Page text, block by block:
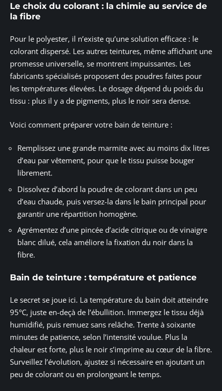
Le choix du colorant : la chimie au service de
la fibre
Pour le polyester, il n’existe qu’une solution efficace : le
colorant dispersé. Les autres teintures, même affichant une
promesse universelle, se montrent impuissantes. Les
fabricants spécialisés proposent des poudres faites pour
les températures élevées. Le dosage dépend du poids du
tissu : plus il y a de pigments, plus le noir sera dense.
Voici comment préparer votre bain de teinture :
Remplissez une grande marmite avec au moins dix litres
d’eau par vêtement, pour que le tissu puisse bouger
librement.
Dissolvez d’abord la poudre de colorant dans un peu
d’eau chaude, puis versez-la dans le bain principal pour
garantir une répartition homogène.
Agrémentez d’une pincée d’acide citrique ou de vinaigre
blanc dilué, cela améliore la fixation du noir dans la
fibre.
Bain de teinture : température et patience
Le secret se joue ici. La température du bain doit atteindre
95°C, juste en-deçà de l’ébullition. Immergez le tissu déjà
humidifié, puis remuez sans relâche. Trente à soixante
minutes de patience, selon l’intensité voulue. Plus la
chaleur est forte, plus le noir s’imprime au cœur de la fibre.
Surveillez l’évolution, ajustez si nécessaire en ajoutant un
peu de colorant ou en prolongeant le temps.